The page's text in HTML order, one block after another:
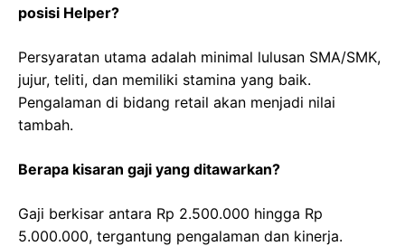
posisi Helper?
Persyaratan utama adalah minimal lulusan SMA/SMK,
jujur, teliti, dan memiliki stamina yang baik.
Pengalaman di bidang retail akan menjadi nilai
tambah.
Berapa kisaran gaji yang ditawarkan?
Gaji berkisar antara Rp 2.500.000 hingga Rp
5.000.000, tergantung pengalaman dan kinerja.